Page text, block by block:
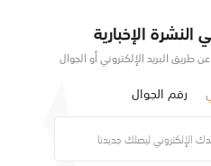
الإخبارية
طريق البريد الإلكتروني أو الجوال
رقم الجوال